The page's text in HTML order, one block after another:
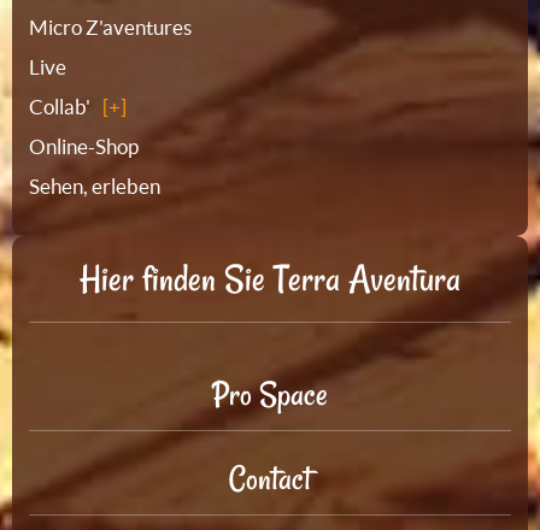
Micro Z'aventures
Live
Collab'
Online-Shop
Sehen, erleben
Hier finden Sie Terra Aventura
Pro Space
Contact